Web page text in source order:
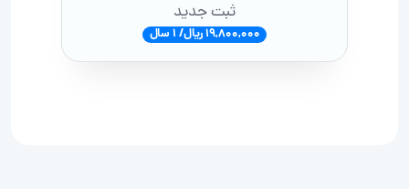
ثبت جدید
19,800,000 ریال/ 1 سال